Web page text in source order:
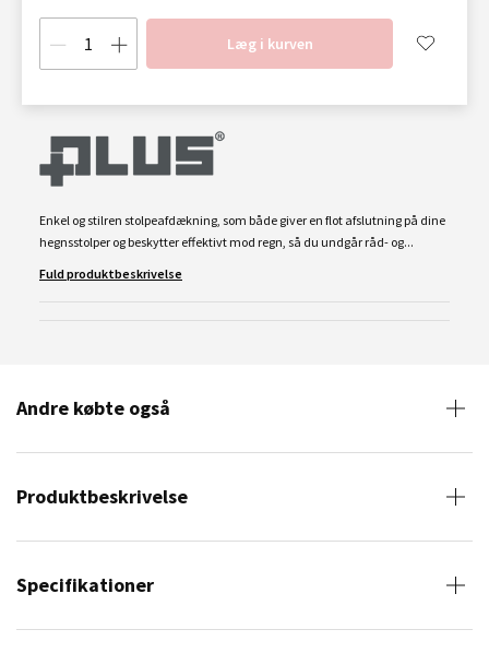
Læg i kurven
Enkel og stilren stolpeafdækning, som både giver en flot afslutning på dine
hegnsstolper og beskytter effektivt mod regn, så du undgår råd- og...
Fuld produktbeskrivelse
Andre købte også
Produktbeskrivelse
Specifikationer